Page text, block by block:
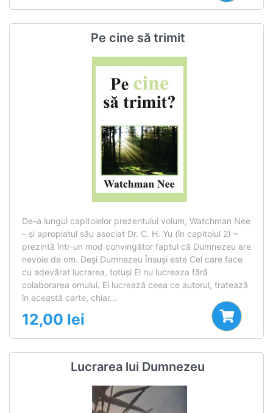
Pe cine să trimit
De-a lungul capitolelor prezentului volum, Watchman Nee
– şi apropiatul său asociat Dr. C. H. Yu (în capitolul 2) –
prezintă într-un mod convingător faptul că Dumnezeu are
nevoie de om. Deşi Dumnezeu Însuşi este Cel care face
cu adevărat lucrarea, totuşi El nu lucreaza fără
colaborarea omului. El lucrează ceea ce autorul, tratează
în această carte, chiar…
12,00 lei
Lucrarea lui Dumnezeu